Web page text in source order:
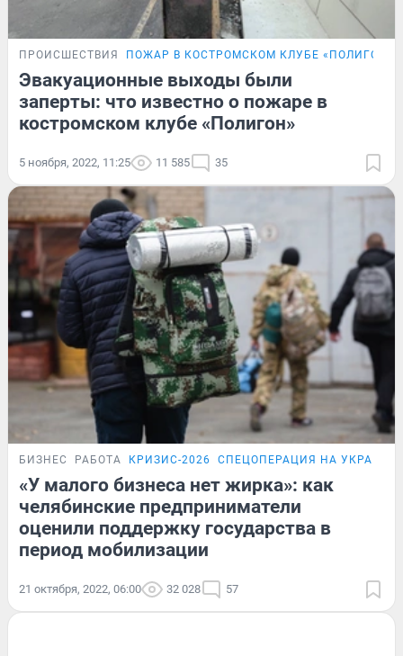
ПРОИСШЕСТВИЯ ПОЖАР В КОСТРОМСКОМ КЛУБЕ «ПОЛИГОН»
Эвакуационные выходы были
заперты: что известно о пожаре в
костромском клубе «Полигон»
5 ноября, 2022, 11:25 11 585 35
БИЗНЕС РАБОТА КРИЗИС-2026 СПЕЦОПЕРАЦИЯ НА УКРАИНЕ
«У малого бизнеса нет жирка»: как
челябинские предприниматели
оценили поддержку государства в
период мобилизации
21 октября, 2022, 06:00 32 028 57